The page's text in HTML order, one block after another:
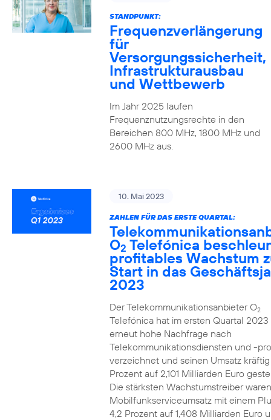
STANDPUNKT:
Frequenzverlängerung
für
Versorgungssicherheit,
Infrastrukturausbau
und Wettbewerb
Im Jahr 2025 laufen
Frequenznutzungsrechte in den
Bereichen 800 MHz, 1800 MHz und
2600 MHz aus.
10. Mai 2023
ZAHLEN FÜR DAS ERSTE QUARTAL:
O2 Telefónica
profitables Wachstum
Start in das
2023
Der Telekommunikationsanbieter O2
Telefónica hat im ersten Quartal 2023
erneut hohe Nachfrage nach
Telekommunikationsdiensten und -
verzeichnet und seinen Umsatz
Prozent auf 2,101 Milliarden Euro
Die stärksten Wachstumstreiber
Mobilfunkserviceumsatz mit einem
4,2 Prozent auf 1,408 Milliarden Euro